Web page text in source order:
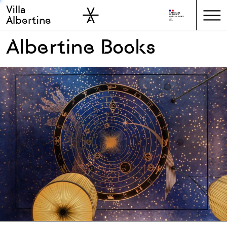
Skip to main
Skip to sidebar
Villa
Albertine
Albertine Books